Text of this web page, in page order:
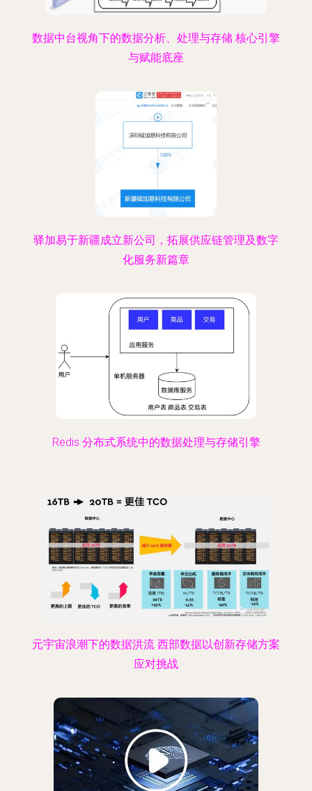
数据中台视角下的数据分析、处理与存储 核心引擎
与赋能底座
驿加易于新疆成立新公司，拓展供应链管理及数字
化服务新篇章
Redis 分布式系统中的数据处理与存储引擎
元宇宙浪潮下的数据洪流 西部数据以创新存储方案
应对挑战